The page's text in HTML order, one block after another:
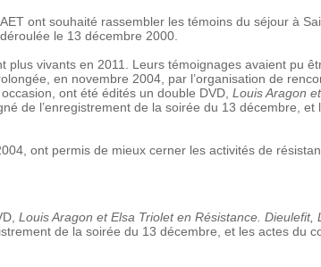
ont souhaité rassembler les témoins du séjour à
le 13 décembre 2000.
plus vivants en 2011. Leurs témoignages avaient pu
en novembre 2004, par l’organisation de
ont été édités un double DVD, Louis Aragon
de l’enregistrement de la soirée du 13 décembre,
ont permis de mieux cerner les activités de
Louis Aragon et Elsa Triolet en Résistance. Dieulefit,
de la soirée du 13 décembre, et les actes du